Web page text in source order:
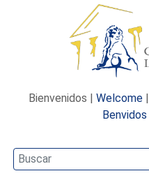
Bienvenidos | Welcome |
Benvidos